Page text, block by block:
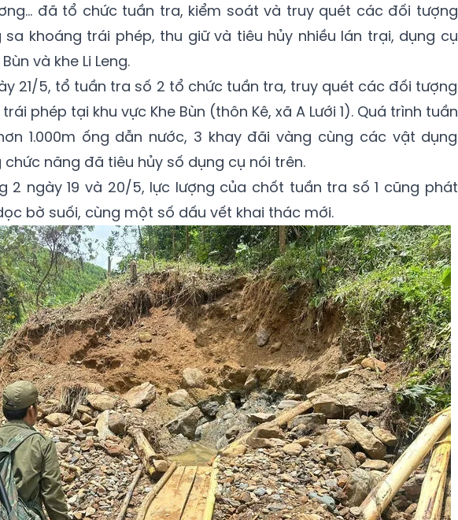
đã tổ chức tuần tra, kiểm soát và truy quét các đối tượng
sa khoáng trái phép, thu giữ và tiêu hủy nhiều lán trại, dụng cụ
và khe Li Leng.
21/5, tổ tuần tra số 2 tổ chức tuần tra, truy quét các đối tượng
phép tại khu vực Khe Bùn (thôn Kê, xã A Lưới 1). Quá trình tuần
1.000m ống dẫn nước, 3 khay đãi vàng cùng các vật dụng
chức năng đã tiêu hủy số dụng cụ nói trên.
2 ngày 19 và 20/5, lực lượng của chốt tuần tra số 1 cũng phát
bờ suối, cùng một số dấu vết khai thác mới.